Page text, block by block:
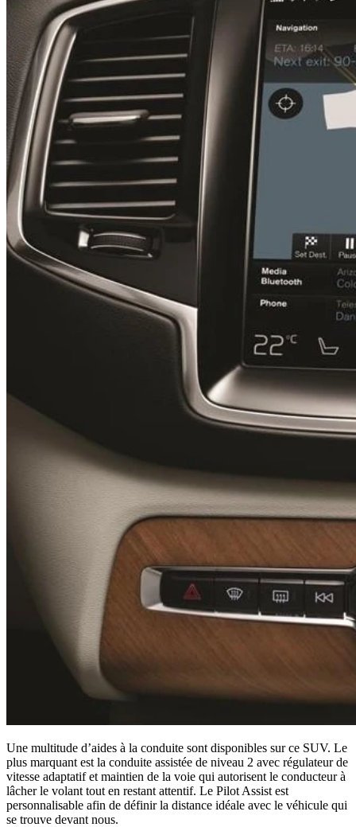
Une multitude d’aides à la conduite sont disponibles sur ce SUV. Le
plus marquant est la conduite assistée de niveau 2 avec régulateur de
vitesse adaptatif et maintien de la voie qui autorisent le conducteur à
lâcher le volant tout en restant attentif. Le Pilot Assist est
personnalisable afin de définir la distance idéale avec le véhicule qui
se trouve devant nous.